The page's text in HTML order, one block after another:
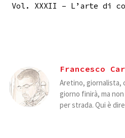
Vol. XXXII – L’arte di
Francesco
Aretino, giornalista,
giorno finirà, ma
per strada. Qui è